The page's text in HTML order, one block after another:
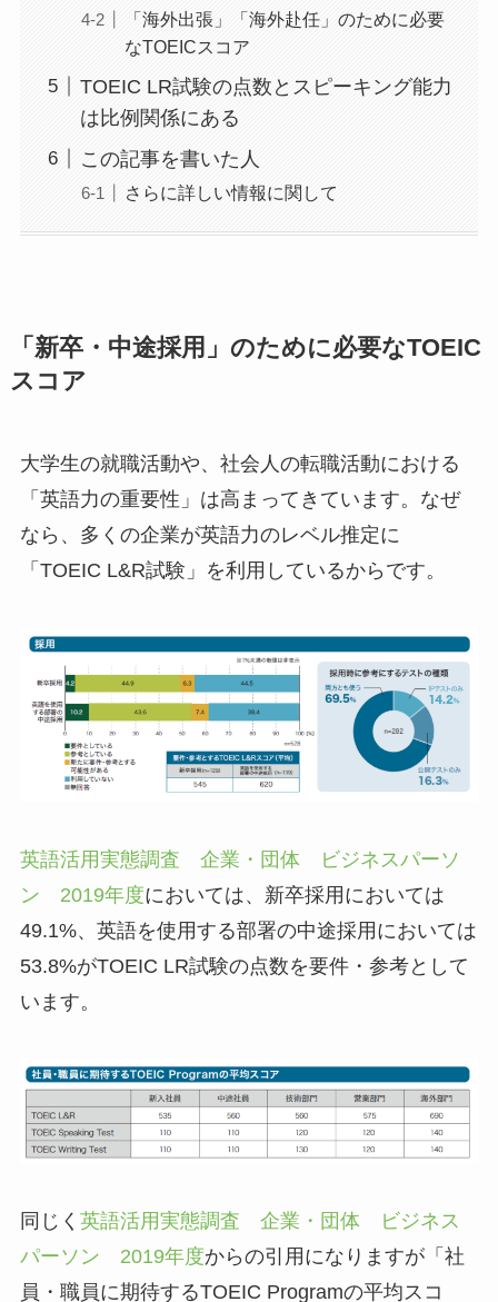
「海外出張」「海外赴任」のために必要
なTOEICスコア
TOEIC LR試験の点数とスピーキング能力
は比例関係にある
この記事を書いた人
さらに詳しい情報に関して
「新卒・中途採用」のために必要なTOEIC
スコア
大学生の就職活動や、社会人の転職活動における
「英語力の重要性」は高まってきています。なぜ
なら、多くの企業が英語力のレベル推定に
「TOEIC L&R試験」を利用しているからです。
英語活用実態調査 企業・団体 ビジネスパーソ
ン 2019年度においては、新卒採用においては
49.1%、英語を使用する部署の中途採用においては
53.8%がTOEIC LR試験の点数を要件・参考として
います。
同じく 英語活用実態調査 企業・団体 ビジネス
パーソン 2019年度からの引用になりますが「社
員・職員に期待するTOEIC Programの平均スコ